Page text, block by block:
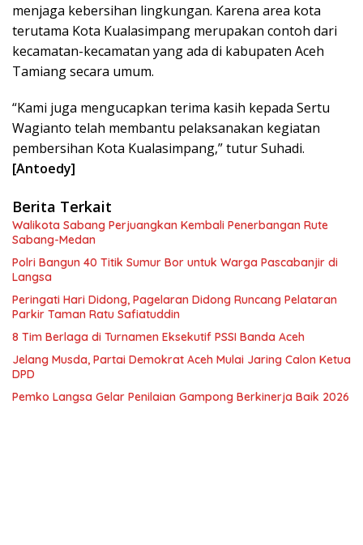
menjaga kebersihan lingkungan. Karena area kota
terutama Kota Kualasimpang merupakan contoh dari
kecamatan-kecamatan yang ada di kabupaten Aceh
Tamiang secara umum.
“Kami juga mengucapkan terima kasih kepada Sertu
Wagianto telah membantu pelaksanakan kegiatan
pembersihan Kota Kualasimpang,” tutur Suhadi.
[Antoedy]
Berita Terkait
Walikota Sabang Perjuangkan Kembali Penerbangan Rute
Sabang-Medan
Polri Bangun 40 Titik Sumur Bor untuk Warga Pascabanjir di
Langsa
Peringati Hari Didong, Pagelaran Didong Runcang Pelataran
Parkir Taman Ratu Safiatuddin
8 Tim Berlaga di Turnamen Eksekutif PSSI Banda Aceh
Jelang Musda, Partai Demokrat Aceh Mulai Jaring Calon Ketua
DPD
Pemko Langsa Gelar Penilaian Gampong Berkinerja Baik 2026